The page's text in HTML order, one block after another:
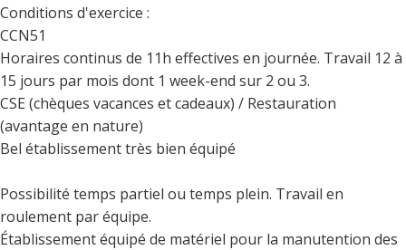
Conditions d'exercice :
CCN51
Horaires continus de 11h effectives en journée. Travail 12 à
15 jours par mois dont 1 week-end sur 2 ou 3.
CSE (chèques vacances et cadeaux) / Restauration
(avantage en nature)
Bel établissement très bien équipé
Possibilité temps partiel ou temps plein. Travail en
roulement par équipe.
Établissement équipé de matériel pour la manutention des